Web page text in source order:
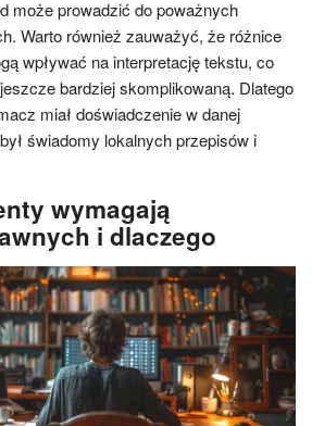
może prowadzić do poważnych
Warto również zauważyć, że różnice
wpływać na interpretację tekstu, co
bardziej skomplikowaną. Dlatego
miał doświadczenie w danej
świadomy lokalnych przepisów i
wymagają
i dlaczego